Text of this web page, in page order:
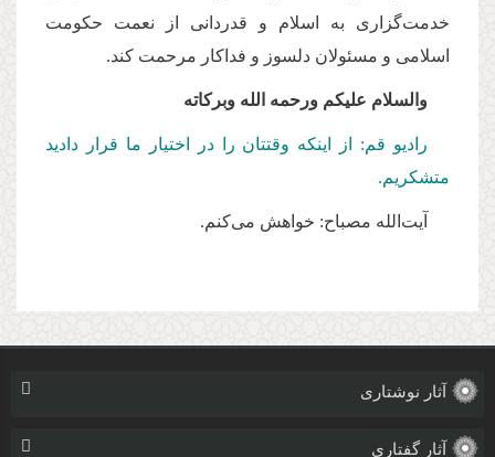
خدمت‌گزاری به اسلام و قدردانی از نعمت حکومت
اسلامی و مسئولان دلسوز و فداکار مرحمت کند.
والسلام علیکم ورحمه الله وبرکاته
رادیو قم: از اینکه وقتتان را در اختیار ما قرار دادید
متشکریم.
آیت‌الله مصباح: خواهش می‌کنم.
آثار نوشتاری
آثار گفتاری